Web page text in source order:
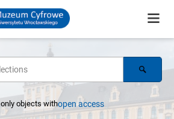
only objects withopen access